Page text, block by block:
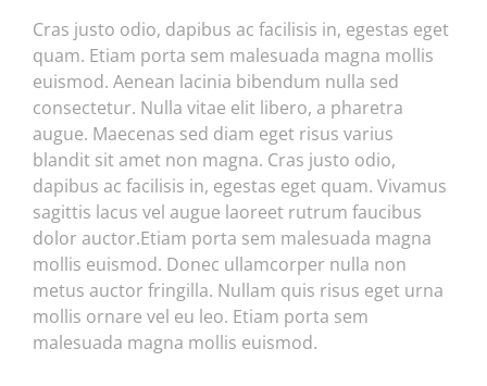
Cras justo odio, dapibus ac facilisis in, egestas eget
quam. Etiam porta sem malesuada magna mollis
euismod. Aenean lacinia bibendum nulla sed
consectetur. Nulla vitae elit libero, a pharetra
augue. Maecenas sed diam eget risus varius
blandit sit amet non magna. Cras justo odio,
dapibus ac facilisis in, egestas eget quam. Vivamus
sagittis lacus vel augue laoreet rutrum faucibus
dolor auctor.Etiam porta sem malesuada magna
mollis euismod. Donec ullamcorper nulla non
metus auctor fringilla. Nullam quis risus eget urna
mollis ornare vel eu leo. Etiam porta sem
malesuada magna mollis euismod.